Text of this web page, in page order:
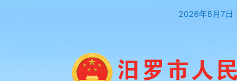
2026年8月7日